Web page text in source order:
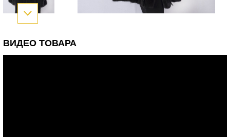
ВИДЕО ТОВАРА